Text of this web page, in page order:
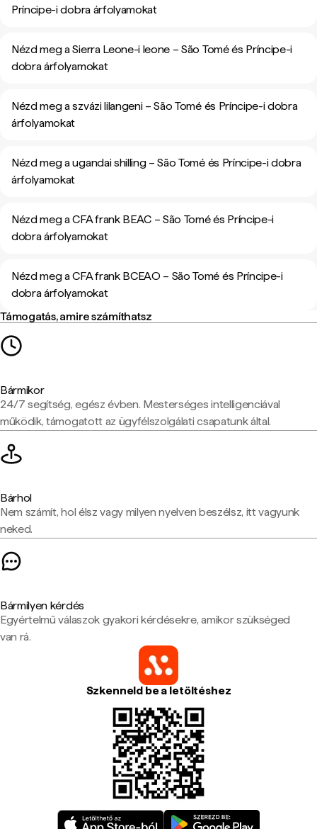
Príncipe-i dobra árfolyamokat
Nézd meg a Sierra Leone-i leone – São Tomé és Príncipe-i
dobra árfolyamokat
Nézd meg a szvázi lilangeni – São Tomé és Príncipe-i dobra
árfolyamokat
Nézd meg a ugandai shilling – São Tomé és Príncipe-i dobra
árfolyamokat
Nézd meg a CFA frank BEAC – São Tomé és Príncipe-i
dobra árfolyamokat
Nézd meg a CFA frank BCEAO – São Tomé és Príncipe-i
dobra árfolyamokat
Támogatás, amire számíthatsz
Bármikor
24/7 segítség, egész évben. Mesterséges intelligenciával
működik, támogatott az ügyfélszolgálati csapatunk által.
Bárhol
Nem számít, hol élsz vagy milyen nyelven beszélsz, itt vagyunk
neked.
Bármilyen kérdés
Egyértelmű válaszok gyakori kérdésekre, amikor szükséged
van rá.
Szkenneld be a letöltéshez